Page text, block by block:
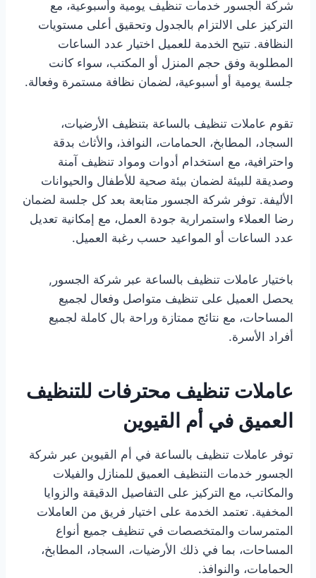
شركة الجسور خدمات تنظيف يومية وأسبوعية، مع
التركيز على الالتزام بالجدول وتحقيق أعلى مستويات
النظافة. تتيح الخدمة للعميل اختيار عدد الساعات
المطلوبة وفق حجم المنزل أو المكتب، سواء كانت
جلسة يومية أو أسبوعية، لضمان نظافة مستمرة وفعالة.
تقوم عاملات تنظيف بالساعة بتنظيف الأرضيات،
السجاد، المطابخ، الحمامات، النوافذ، والأثاث بدقة
واحترافية، مع استخدام أدوات ومواد تنظيف آمنة
وصديقة للبيئة لضمان بيئة صحية للأطفال والحيوانات
الأليفة. توفر شركة الجسور متابعة بعد كل جلسة لضمان
رضا العملاء واستمرارية جودة العمل، مع إمكانية تعديل
عدد الساعات أو المواعيد حسب رغبة العميل.
باختيار عاملات تنظيف بالساعة عبر شركة الجسور,
يحصل العميل على تنظيف متواصل وفعال لجميع
المساحات، مع نتائج ممتازة وراحة بال كاملة لجميع
أفراد الأسرة.
عاملات تنظيف محترفات للتنظيف
العميق في أم القيوين
توفر عاملات تنظيف بالساعة في أم القيوين عبر شركة
الجسور خدمات التنظيف العميق للمنازل والفيلات
والمكاتب، مع التركيز على التفاصيل الدقيقة والزوايا
المخفية. تعتمد الخدمة على اختيار فريق من العاملات
المتمرسات والمتخصصات في تنظيف جميع أنواع
المساحات، بما في ذلك الأرضيات، السجاد، المطابخ،
الحمامات، والنوافذ.